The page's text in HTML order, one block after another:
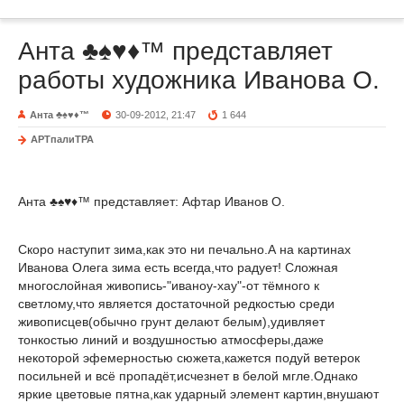
Анта ♣♠♥♦™ представляет
работы художника Иванова О.
Анта ♣♠♥♦™ 30-09-2012, 21:47 1 644
АРТпалиТРА
Анта ♣♠♥♦™ представляет: Афтар Иванов О.
Скоро наступит зима,как это ни печально.А на картинах
Иванова Олега зима есть всегда,что радует! Сложная
многослойная живопись-"иваноу-хау"-от тёмного к
светлому,что является достаточной редкостью среди
живописцев(обычно грунт делают белым),удивляет
тонкостью линий и воздушностью атмосферы,даже
некоторой эфемерностью сюжета,кажется подуй ветерок
посильней и всё пропадёт,исчезнет в белой мгле.Однако
яркие цветовые пятна,как ударный элемент картин,внушают